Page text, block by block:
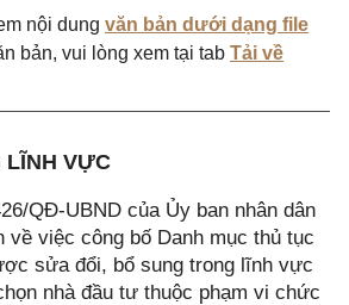
nội dung văn bản dưới dạng file
bản, vui lòng xem tại tab Tải về
LĨNH VỰC
QĐ-UBND của Ủy ban nhân dân
về việc công bố Danh mục thủ tục
sửa đổi, bổ sung trong lĩnh vực
nhà đầu tư thuộc phạm vi chức